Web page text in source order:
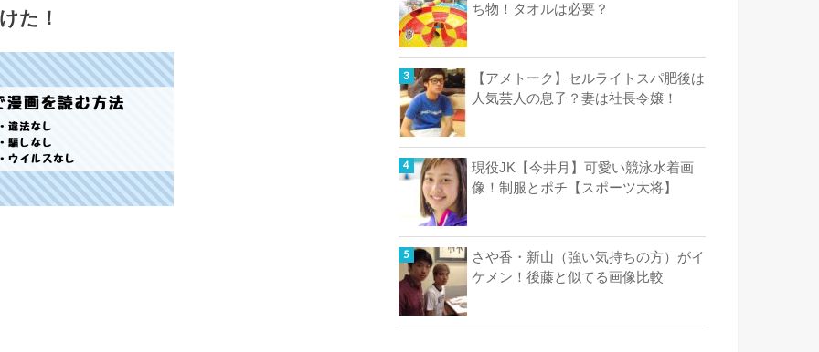
た！
ち物！タオルは必要？
【アメトーク】セルライトスパ肥後は
人気芸人の息子？妻は社長令嬢！
現役JK【今井月】可愛い競泳水着画
像！制服とポチ【スポーツ大将】
さや香・新山（強い気持ちの方）がイ
ケメン！後藤と似てる画像比較